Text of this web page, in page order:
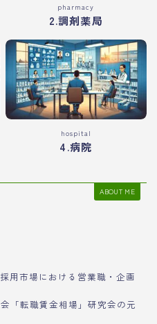
pharmacy
2.調剤薬局
hospital
4.病院
ABOUT ME
用市場における営業職・企画
「転職賃金相場」研究会の元